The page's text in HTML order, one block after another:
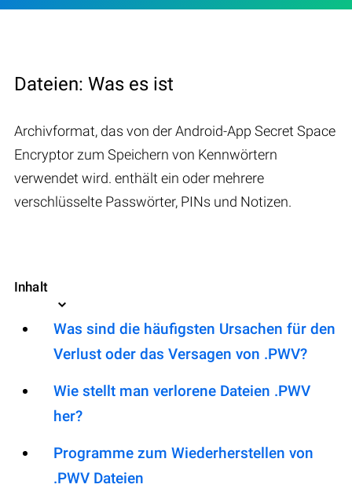
Dateien: Was es ist
Archivformat, das von der Android-App Secret Space
Encryptor zum Speichern von Kennwörtern
verwendet wird. enthält ein oder mehrere
verschlüsselte Passwörter, PINs und Notizen.
Inhalt
Was sind die häufigsten Ursachen für den
Verlust oder das Versagen von .PWV?
Wie stellt man verlorene Dateien .PWV
her?
Programme zum Wiederherstellen von
.PWV Dateien